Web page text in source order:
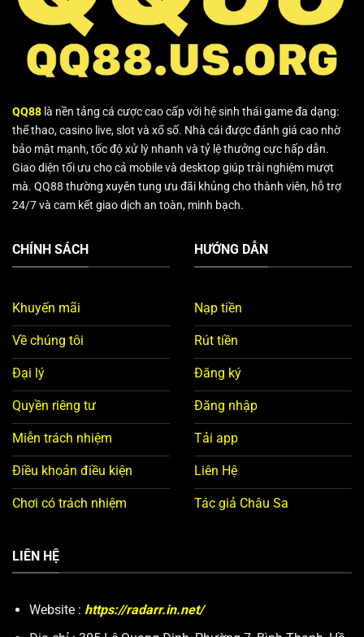
QQ88 là nền tảng cá cược cao cấp với hệ sinh thái game đa dạng:
thể thao, casino live, slot và xổ số. Nhà cái được đánh giá cao nhờ
bảo mật mạnh, tốc độ xử lý nhanh và tỷ lệ thưởng cực hấp dẫn.
Giao diện tối ưu cho cả mobile và desktop giúp trải nghiệm mượt
mà. QQ88 thường xuyên tung ưu đãi khủng cho thành viên, hỗ trợ
24/7 và cam kết giao dịch an toàn, minh bạch.
CHÍNH SÁCH
Khuyến mãi
Về chúng tôi
Đại lý
Quyền riêng tư
Miễn trách nhiệm
Điều khoản điều kiện
Chơi có trách nhiệm
HƯỚNG DẪN
Nạp tiền
Rút tiền
Đăng ký
Đăng nhập
Tải app
Liên Hệ
Tác giả Châu Sa
LIÊN HỆ
Website : https://radarr.in.net/